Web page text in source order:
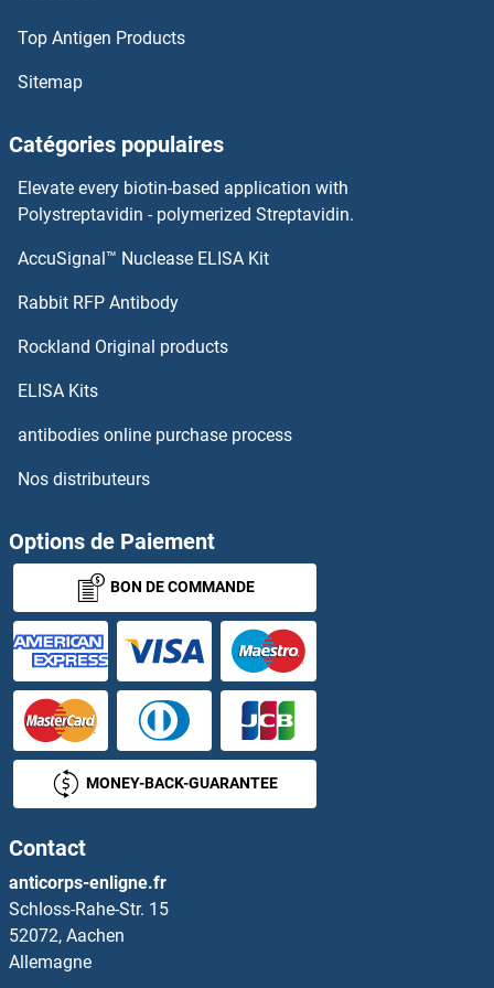
HENMT1 Protéines
Hemoglobin, mu Protéines
Hemoglobin, epsilon 1 Protéines
Hemoglobin, beta Adult Minor Chain Protéines
HERPUD2 Protéines
HERV-FRD Provirus Ancestral Env Polyprotein Protéines
Hes Family bHLH Transcription Factor 1 Protéines
HES2 Protéines
HES3 Protéines
HES5 Protéines
HES6 Protéines
HES7 Protéines
HESX Homeobox 1 Protéines
Heterogeneous Nuclear Ribonucleoprotein A1 Protéines
HEV ORF3 Protéines
Top Antigen Products
Sitemap
Catégories populaires
Elevate every biotin-based application with
Polystreptavidin - polymerized Streptavidin.
AccuSignal™ Nuclease ELISA Kit
Rabbit RFP Antibody
Rockland Original products
ELISA Kits
antibodies online purchase process
Nos distributeurs
Options de Paiement
BON DE COMMANDE
MONEY-BACK-GUARANTEE
Contact
anticorps-enligne.fr
Schloss-Rahe-Str. 15
52072, Aachen
Allemagne